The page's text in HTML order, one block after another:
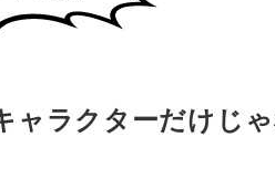
ャラクターだけじ